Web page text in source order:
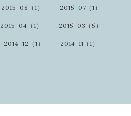
2015-08（1） 2015-07（1）
2015-04（1） 2015-03（5）
2014-12（1） 2014-11（1）